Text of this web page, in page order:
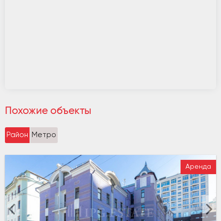
Похожие объекты
Район Метро
Аренда